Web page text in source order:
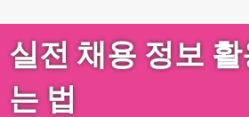
실전 채용 정보
는 법